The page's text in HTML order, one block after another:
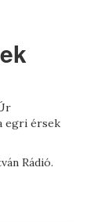
egri érsek
Rádió.